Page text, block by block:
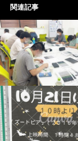
関連記事